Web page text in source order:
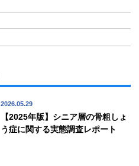
【2025年版】シニア層の骨粗しょ
う症に関する実態調査レポート
2026.05.29